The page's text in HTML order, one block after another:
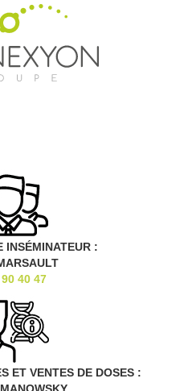
INSÉMINATEUR :
40 47
ET VENTES DE DOSES :